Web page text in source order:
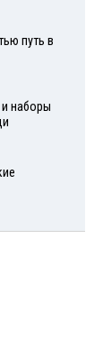
путь в
наборы